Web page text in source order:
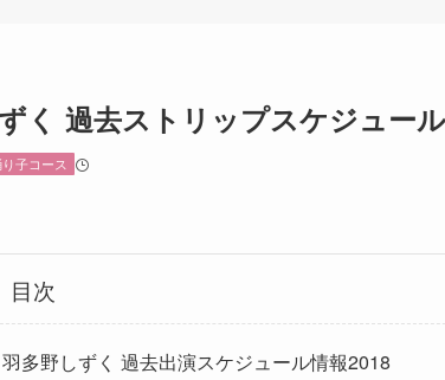
く 過去ストリップスケジュー
子コース
目次
羽多野しずく 過去出演スケジュール情報2018